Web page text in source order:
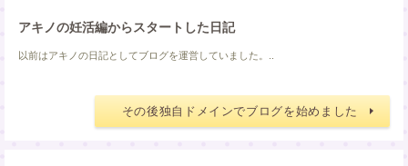
アキノの妊活編からスタートした日記
以前はアキノの日記としてブログを運営していました。..
その後独自ドメインでブログを始めました